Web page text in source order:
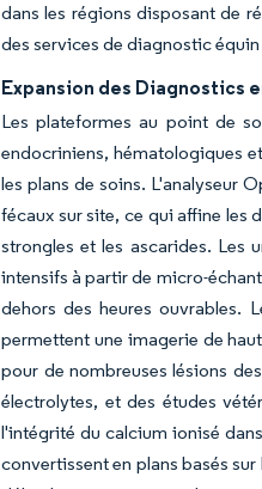
dans les régions disposant de
des services de diagnostic
Expansion des Diagnostics
Les plateformes au point de
endocriniens, hématologiques
les plans de soins. L'analyseur
fécaux sur site, ce qui affine les
strongles et les ascarides. Les
intensifs à partir de micro-
dehors des heures ouvrables.
permettent une imagerie de
pour de nombreuses lésions
électrolytes, et des études
l'intégrité du calcium ionisé
convertissent en plans basés